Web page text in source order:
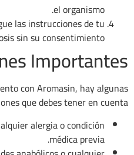
el organismo.
las instrucciones de tu
sin su consentimiento.
Importantes
con Aromasin, hay algunas
que debes tener en cuenta:
alergia o condición
médica previa.